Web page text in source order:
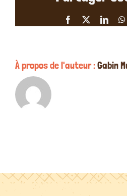
Facebook
À propos de l'auteur :Gabin